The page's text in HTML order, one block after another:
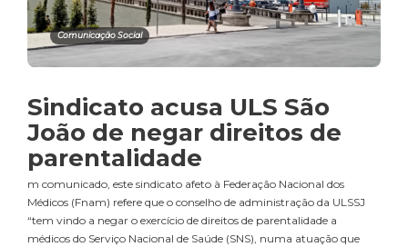
Comunicação Social
Sindicato acusa ULS São
João de negar direitos de
parentalidade
m comunicado, este sindicato afeto à Federação Nacional dos
Médicos (Fnam) refere que o conselho de administração da ULSSJ
“tem vindo a negar o exercício de direitos de parentalidade a
médicos do Serviço Nacional de Saúde (SNS), numa atuação que